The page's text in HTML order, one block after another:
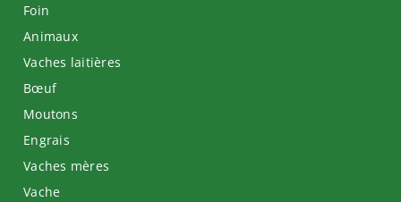
Foin
Animaux
Vaches laitières
Bœuf
Moutons
Engrais
Vaches mères
Vache